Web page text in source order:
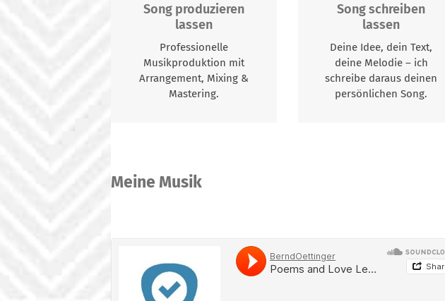
Song produzieren
lassen
Professionelle
Musikproduktion mit
Arrangement, Mixing &
Mastering.
Song schreiben
lassen
Deine Idee, dein Text,
deine Melodie – ich
schreibe daraus deinen
persönlichen Song.
Meine Musik